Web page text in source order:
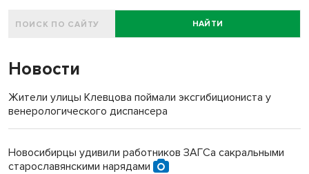
НАЙТИ
Новости
Жители улицы Клевцова поймали эксгибициониста у
венерологического диспансера
Новосибирцы удивили работников ЗАГСа сакральными
старославянскими нарядами